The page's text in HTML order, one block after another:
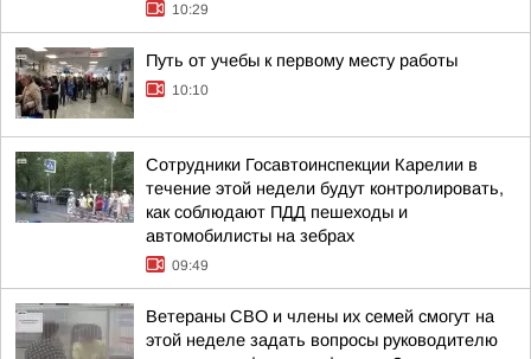
10:29
Путь от учебы к первому месту работы
10:10
Сотрудники Госавтоинспекции Карелии в
течение этой недели будут контролировать,
как соблюдают ПДД пешеходы и
автомобилисты на зебрах
09:49
Ветераны СВО и члены их семей смогут на
этой неделе задать вопросы руководителю